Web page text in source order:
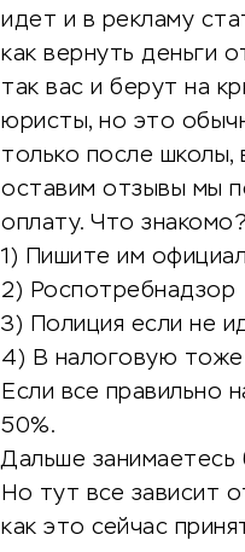
идет и в рекламу
как вернуть деньги
так вас и берут на
юристы, но это
только после
оставим отзывы мы
оплату. Что
1) Пишите им
2) Роспотребнадзор
3) Полиция если не
4) В налоговую тоже
Если все правильно
50%.
Дальше занимаетесь
Но тут все зависит
как это сейчас